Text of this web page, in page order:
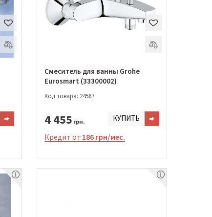
Смеситель для ванны Grohe
Eurosmart (33300002)
Код товара: 24567
4 455 грн. КУПИТЬ
Кредит от 186 грн/мес.